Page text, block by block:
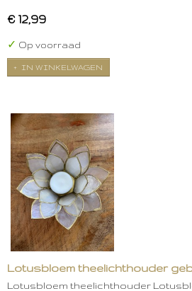
€ 12,99
✓ Op voorraad
IN WINKELWAGEN
Lotusbloem theelichthouder
Lotusbloem theelichthouder